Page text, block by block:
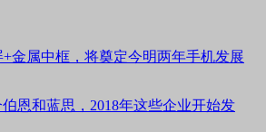
金属中框，将奠定今明两年手机发展
恩和蓝思，2018年这些企业开始发